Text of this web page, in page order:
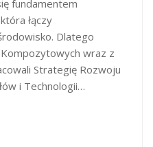
fundamentem
łączy
Dlatego
wraz z
Strategię Rozwoju
i Technologii…